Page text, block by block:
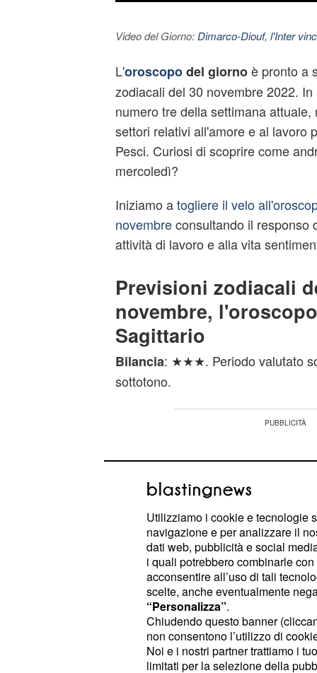
Video del Giorno: Dimarco-Diouf, l'Inter
L'oroscopodel giornoè pronto a
zodiacali del 30 novembre 2022.
numero tre della settimana
settori relativi all'amore e al lavoro
Pesci. Curiosi di scoprire come
mercoledì?
Iniziamo atogliere il velo
novembreconsultando il responso
attività di lavoro e alla vita
Previsioni zodiacali
novembre,
Sagittario
Bilancia: ★★★. Periodo valutato
sottotono.
Dovete prepararvi ad un periodo
Utilizziamo i cookie e tecnologie
navigazione e per analizzare il
dati web, pubblicità e social
i quali potrebbero combinarle
acconsentire all’uso di tali
scelte, anche eventualmente
“Personalizza”.
Chiudendo questo banner
non consentono l’utilizzo di
Noi e i nostri partner trattiamo i
limitati per la selezione della